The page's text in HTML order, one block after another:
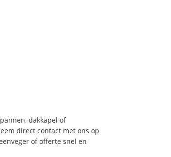
dakkapel of
direct contact met ons op
of offerte snel en